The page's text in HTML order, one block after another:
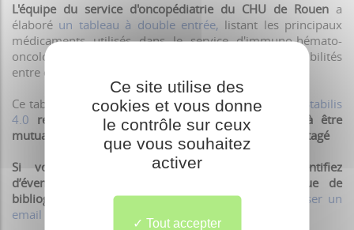
L'équipe du service d'oncopédiatrie du CHU de Rouen a
élaboré un tableau à double entrée, listant les principaux
médicaments utilisés dans le service d'immuno-hémato-
oncologie pédiatrique et indiquant le degré de compatibilités
entre eux.
Ce tableau, élaboré à partir des données des RCP et
Stabilis
4.0 reste un document de travail et a vocation à être
mutualisé en vue de créer un fichier dynamique et partagé
Si vous souhaitez collaborer et si vous identifiez
d’éventuelles divergences et/ou ajouts (avec revue de
bibliographie), nous vous remercions de
nous adresser un
email
Ce site utilise des
cookies et vous donne
le contrôle sur ceux
que vous souhaitez
activer
Tout accepter